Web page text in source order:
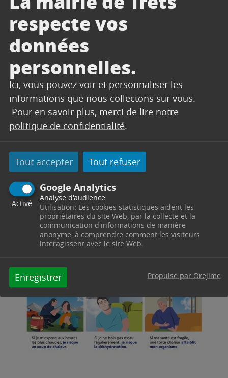
respecte vos
données
personnelles.
Ici, vous pouvez voir et personnaliser les
informations que nous collectons sur vous.
Pour en savoir plus, merci de lire notre
politique de confidentialité.
Tout accepter Tout refuser
Google Analytics
Activé
Analyse d'audience
Utilisation: Les cookies statistiques aident les
propriétaires du site Web, par la collecte et la
communication d'informations de manière
anonyme, à comprendre comment les visiteurs
interagissent avec le site Web.
Enregistrer Propulsé par Orejime
Vigilance canicule : quels sont les risques
pour la santé ?
des personnes dont le corps régule mal la
chaleur augmente.
Les principales pathologies liées à la chaleur
sont les maux de tête, la fatigue, les nausées, les
crampes musculaires, la déshydratation.
peut entraîner le décès.
de forte chaleur, et ce dès un pic de chaleur. Les
personnes déjà fragilisées comme les personnes
âgées, les enfants en bas âge ou les personnes
malades ou sous traitement médicamenteux,
sont particulièrement vulnérables.